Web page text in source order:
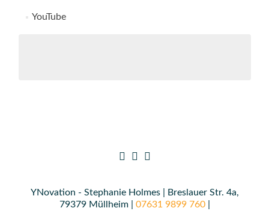
YouTube
YNovation - Stephanie Holmes | Breslauer Str. 4a,
79379 Müllheim | 07631 9899 760|